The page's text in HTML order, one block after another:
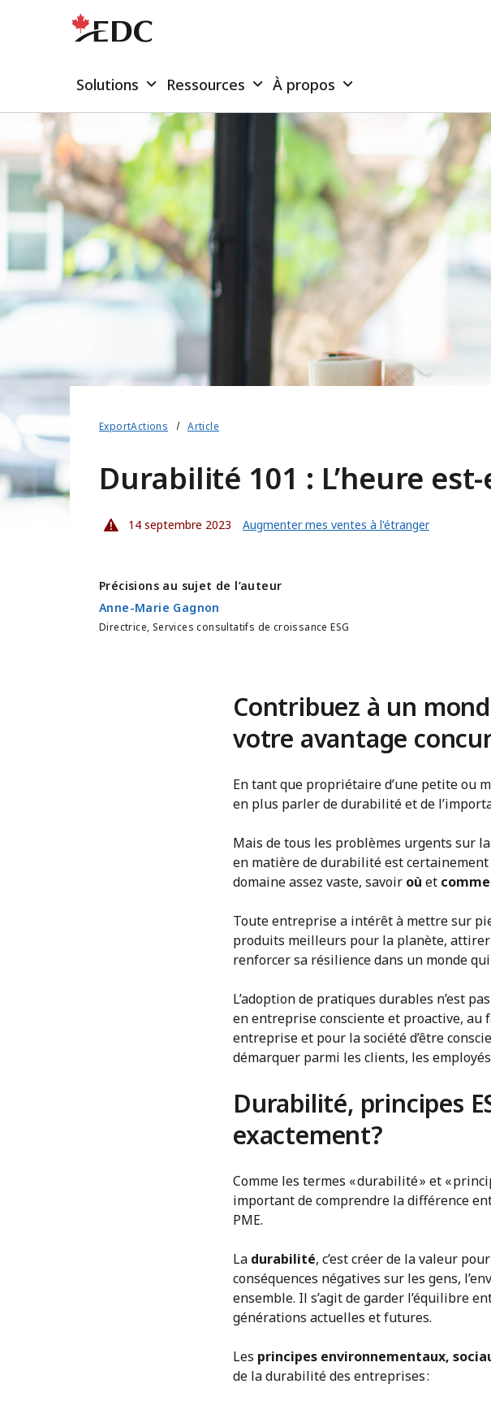
Solutions Ressources À propos
ExportActions Article
Durabilité 101 : L’heure
14 septembre 2023 Augmenter mes ventes à l'étranger
Précisions au sujet de l’auteur
Anne-Marie Gagnon
Directrice, Services consultatifs de croissance ESG
Contribuez à un
votre avantage
En tant que propriétaire d’une petite ou
en plus parler de durabilité et de
Mais de tous les problèmes urgents sur
en matière de durabilité est
domaine assez vaste, savoir où et
Toute entreprise a intérêt à mettre sur
produits meilleurs pour la planète,
renforcer sa résilience dans un monde
L’adoption de pratiques durables n’est
en entreprise consciente et proactive,
entreprise et pour la société d’être
démarquer parmi les clients, les
Durabilité, principes
exactement?
Comme les termes « durabilité » et «
important de comprendre la différence
PME.
La durabilité, c’est créer de la valeur
conséquences négatives sur les gens,
ensemble. Il s’agit de garder l’équilibre
générations actuelles et futures.
Les principes environnementaux,
de la durabilité des entreprises :